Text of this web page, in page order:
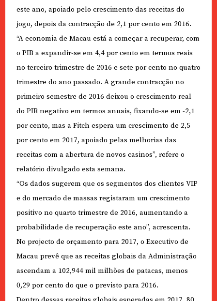
este ano, apoiado pelo crescimento das receitas do
jogo, depois da contracção de 2,1 por cento em 2016.
“A economia de Macau está a começar a recuperar, com
o PIB a expandir-se em 4,4 por cento em termos reais
no terceiro trimestre de 2016 e sete por cento no quatro
trimestre do ano passado. A grande contracção no
primeiro semestre de 2016 deixou o crescimento real
do PIB negativo em termos anuais, fixando-se em -2,1
por cento, mas a Fitch espera um crescimento de 2,5
por cento em 2017, apoiado pelas melhorias das
receitas com a abertura de novos casinos”, refere o
relatório divulgado esta semana.
“Os dados sugerem que os segmentos dos clientes VIP
e do mercado de massas registaram um crescimento
positivo no quarto trimestre de 2016, aumentando a
probabilidade de recuperação este ano”, acrescenta.
No projecto de orçamento para 2017, o Executivo de
Macau prevê que as receitas globais da Administração
ascendam a 102,944 mil milhões de patacas, menos
0,29 por cento do que o previsto para 2016.